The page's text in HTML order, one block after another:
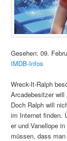
Gesehen: 09.
IMDB-Infos
Wreck-It-Ralph
Arcadebesitzer will
Doch Ralph will
im Internet finden.
er und Vanellope
müssen, dass